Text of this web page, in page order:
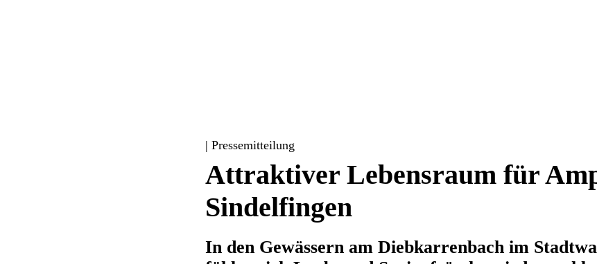
| Pressemitteilung
Attraktiver Lebensraum für
Sindelfingen
In den Gewässern am Diebkarrenbach im